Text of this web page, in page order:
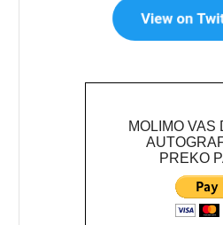
MOLIMO VAS
PREKO